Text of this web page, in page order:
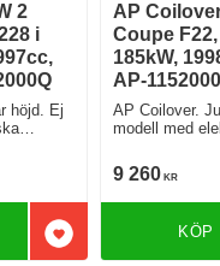
2
i
höjd. Ej
Lägg till i favoriter
AP
Coupe
185kW,
AP-
AP Coilover.
modell med
9 260 KR
KÖP